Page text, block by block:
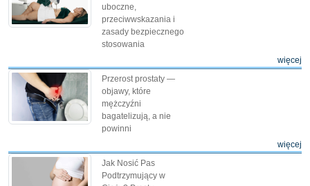
uboczne,
przeciwwskazania i
zasady bezpiecznego
stosowania
więcej
Przerost prostaty —
objawy, które
mężczyźni
bagatelizują, a nie
powinni
więcej
Jak Nosić Pas
Podtrzymujący w